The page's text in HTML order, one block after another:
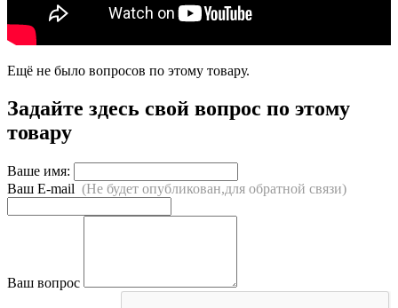
Ещё не было вопросов по этому товару.
Задайте здесь свой вопрос по этому
товару
Ваше имя:
Ваш E-mail (Не будет опубликован,для обратной связи)
Ваш вопрос